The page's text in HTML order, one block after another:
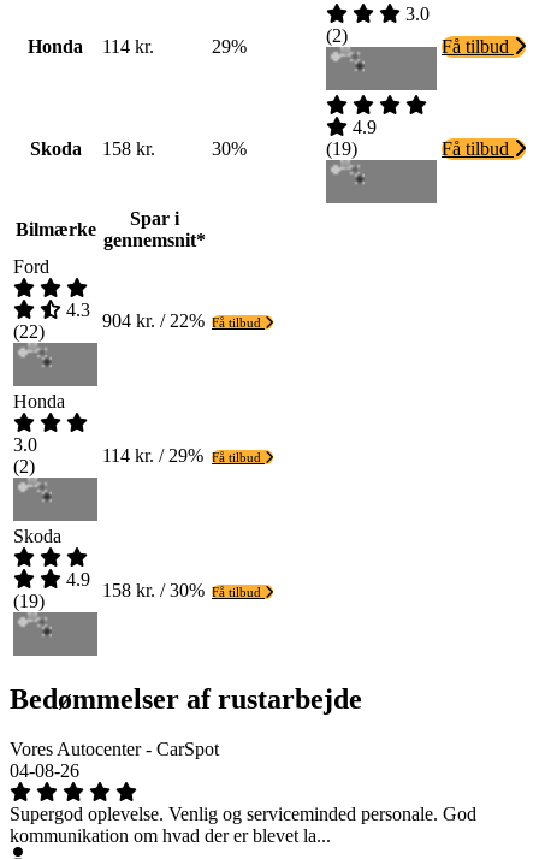
Honda 114 kr. 29%
3.0
(2)
Få tilbud
Skoda 158 kr. 30%
4.9
(19) Få tilbud
Bilmærke
Spar i
gennemsnit*
Ford
4.3
(22)
904 kr. / 22% Få tilbud
Honda
3.0
(2)
114 kr. / 29% Få tilbud
Skoda
4.9
(19)
158 kr. / 30% Få tilbud
Bedømmelser af rustarbejde
Vores Autocenter - CarSpot
04-08-26
Supergod oplevelse. Venlig og serviceminded personale. God
kommunikation om hvad der er blevet la...